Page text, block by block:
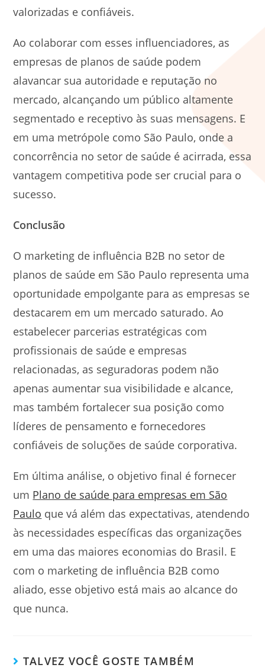
valorizadas e confiáveis.
Ao colaborar com esses influenciadores, as
empresas de planos de saúde podem
alavancar sua autoridade e reputação no
mercado, alcançando um público altamente
segmentado e receptivo às suas mensagens. E
em uma metrópole como São Paulo, onde a
concorrência no setor de saúde é acirrada, essa
vantagem competitiva pode ser crucial para o
sucesso.
Conclusão
O marketing de influência B2B no setor de
planos de saúde em São Paulo representa uma
oportunidade empolgante para as empresas se
destacarem em um mercado saturado. Ao
estabelecer parcerias estratégicas com
profissionais de saúde e empresas
relacionadas, as seguradoras podem não
apenas aumentar sua visibilidade e alcance,
mas também fortalecer sua posição como
líderes de pensamento e fornecedores
confiáveis de soluções de saúde corporativa.
Em última análise, o objetivo final é fornecer
um Plano de saúde para empresas em São
Paulo que vá além das expectativas, atendendo
às necessidades específicas das organizações
em uma das maiores economias do Brasil. E
com o marketing de influência B2B como
aliado, esse objetivo está mais ao alcance do
que nunca.
TALVEZ VOCÊ GOSTE TAMBÉM